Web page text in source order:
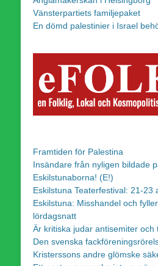
Vänsterpartiets familjepaket
En dömd palestinier i Israel
Framtiden för Palestina
Insändare från nyligen bildade
Eskilstunaborna! (E!)
Eskilstuna Teaterfestival: 21-23
Eskilstuna: Misshandel och
lördagsnatt
Är kritiska judar antisemiter och
Den svenska
Kristerssons andre glömske